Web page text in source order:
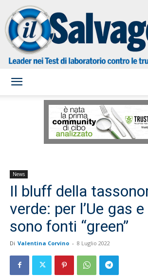
Salvagente
News
Il bluff della
verde: per l’Ue gas
sono fonti “green”
Di Valentina Corvino - 8 Luglio 2022